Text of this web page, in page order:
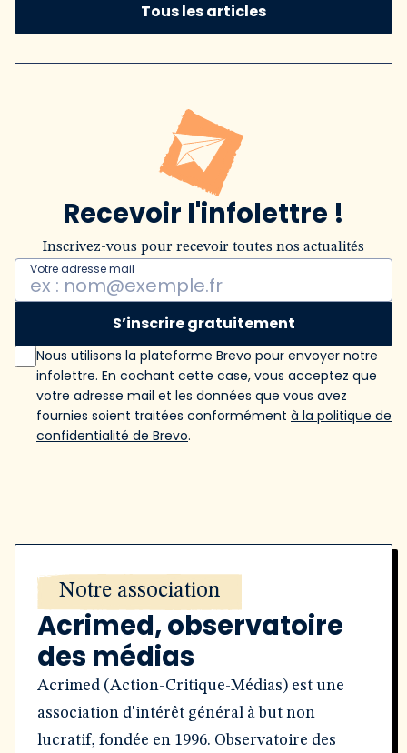
Tous les articles
Recevoir l'infolettre !
Inscrivez-vous pour recevoir toutes nos actualités
Votre adresse mail
S’inscrire gratuitement
Nous utilisons la plateforme Brevo pour envoyer notre
infolettre. En cochant cette case, vous acceptez que
votre adresse mail et les données que vous avez
fournies soient traitées conformément à la politique de
confidentialité de Brevo.
Notre association
Acrimed, observatoire
des médias
Acrimed (Action-Critique-Médias) est une
association d'intérêt général à but non
lucratif, fondée en 1996. Observatoire des